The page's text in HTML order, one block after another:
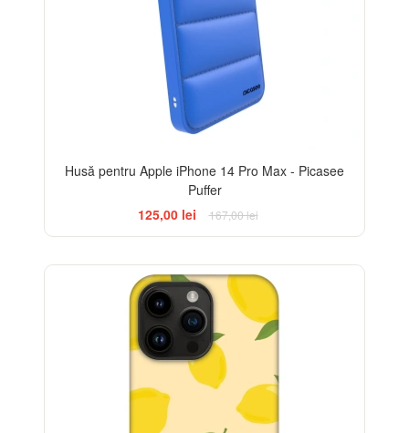
Husă pentru Apple iPhone 14 Pro Max - Picasee
Puffer
125,00 lei
167,00 lei